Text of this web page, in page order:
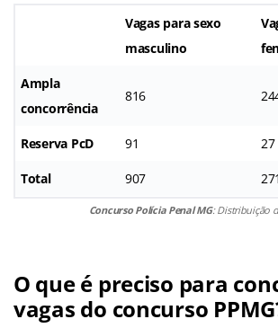
Vagas para sexo
masculino
Ampla
concorrência
816
Reserva PcD 91 27
Total 907 271
Concurso Polícia Penal MG: Distribuição
O que é preciso para
vagas do concurso